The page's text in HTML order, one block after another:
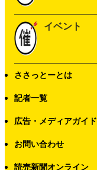
イベント
ささっとーとは
記者一覧
広告・メディアガイド
お問い合わせ
読売新聞オンライン